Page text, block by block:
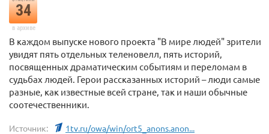
34
в архиве
В каждом выпуске нового проекта "В мире людей" зрители
увидят пять отдельных теленовелл, пять историй,
посвященных драматическим событиям и переломам в
судьбах людей. Герои рассказанных историй – люди самые
разные, как известные всей стране, так и наши обычные
соотечественники.
Источник: 1tv.ru/owa/win/ort5_anons.anon...